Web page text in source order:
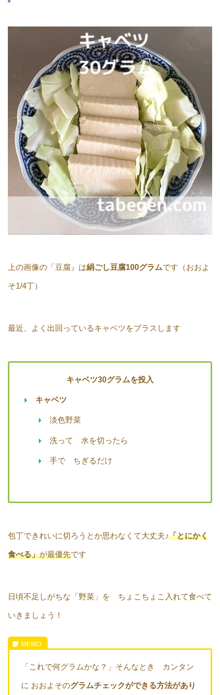
上の画像の「豆腐』は絹ごし豆腐100グラムです（おおよ
そ1/4丁）
最近、よく出回っているキャベツをプラスします
キャベツ30グラムを投入
キャベツ
淡色野菜
洗って 水を切ったら
手で ちぎるだけ
包丁できれいに切ろうとか思わなくて大丈夫♪「とにかく
食べる」が最優先です
日頃不足しがちな「野菜」を ちょこちょこ入れて食べて
いきましょう！
「これで何グラムかな？」そんなとき カンタン
に おおよそのグラムチェックができる方法があり